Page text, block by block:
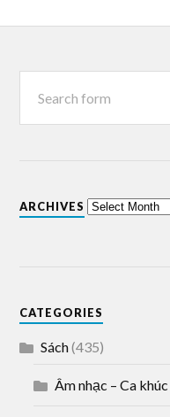
ARCHIVES
CATEGORIES
Sách(435)
Âm nhạc – Ca khúc